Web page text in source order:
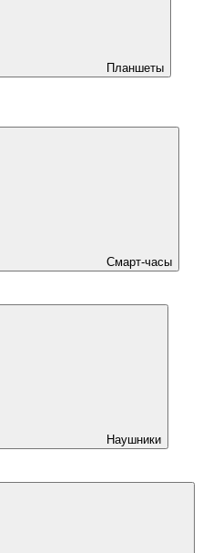
Планшеты
Смарт-часы
Наушники